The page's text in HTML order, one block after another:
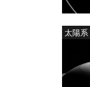
太陽系